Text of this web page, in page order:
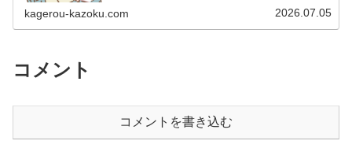
kagerou-kazoku.com 2026.07.05
コメント
コメントを書き込む